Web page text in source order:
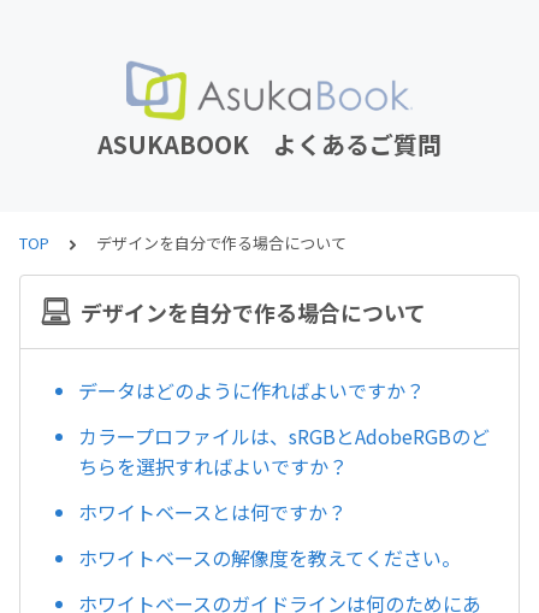
ASUKABOOK よくあるご質問
TOP デザインを自分で作る場合について
デザインを自分で作る場合について
データはどのように作ればよいですか？
カラープロファイルは、sRGBとAdobeRGBのど
ちらを選択すればよいですか？
ホワイトベースとは何ですか？
ホワイトベースの解像度を教えてください。
ホワイトベースのガイドラインは何のためにあ